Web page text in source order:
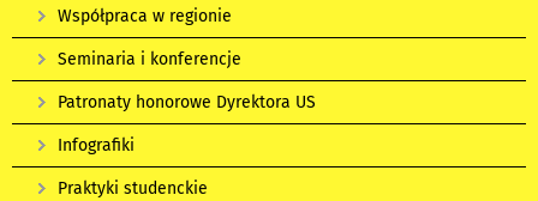
Współpraca w regionie
Seminaria i konferencje
Patronaty honorowe Dyrektora US
Infografiki
Praktyki studenckie